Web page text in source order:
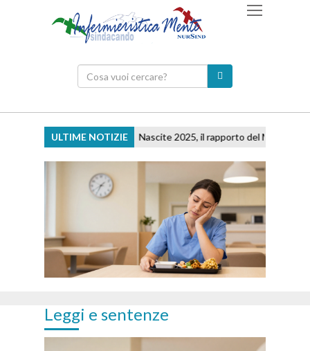
ULTIME NOTIZIENascite 2025, il rapporto del Ministero:
Leggi e sentenze